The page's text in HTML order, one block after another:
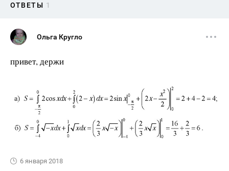
ОТВЕТЫ 1
Ольга Кругло
привет, держи
6 января 2018